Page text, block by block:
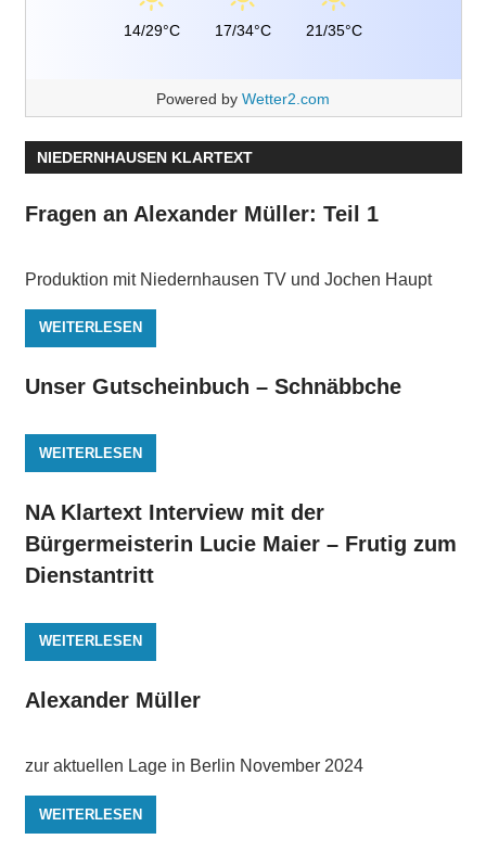
14/29°C 17/34°C 21/35°C
Powered by Wetter2.com
NIEDERNHAUSEN KLARTEXT
Fragen an Alexander Müller: Teil 1
Produktion mit Niedernhausen TV und Jochen Haupt
WEITERLESEN
Unser Gutscheinbuch – Schnäbbche
WEITERLESEN
NA Klartext Interview mit der
Bürgermeisterin Lucie Maier – Frutig zum
Dienstantritt
WEITERLESEN
Alexander Müller
zur aktuellen Lage in Berlin November 2024
WEITERLESEN